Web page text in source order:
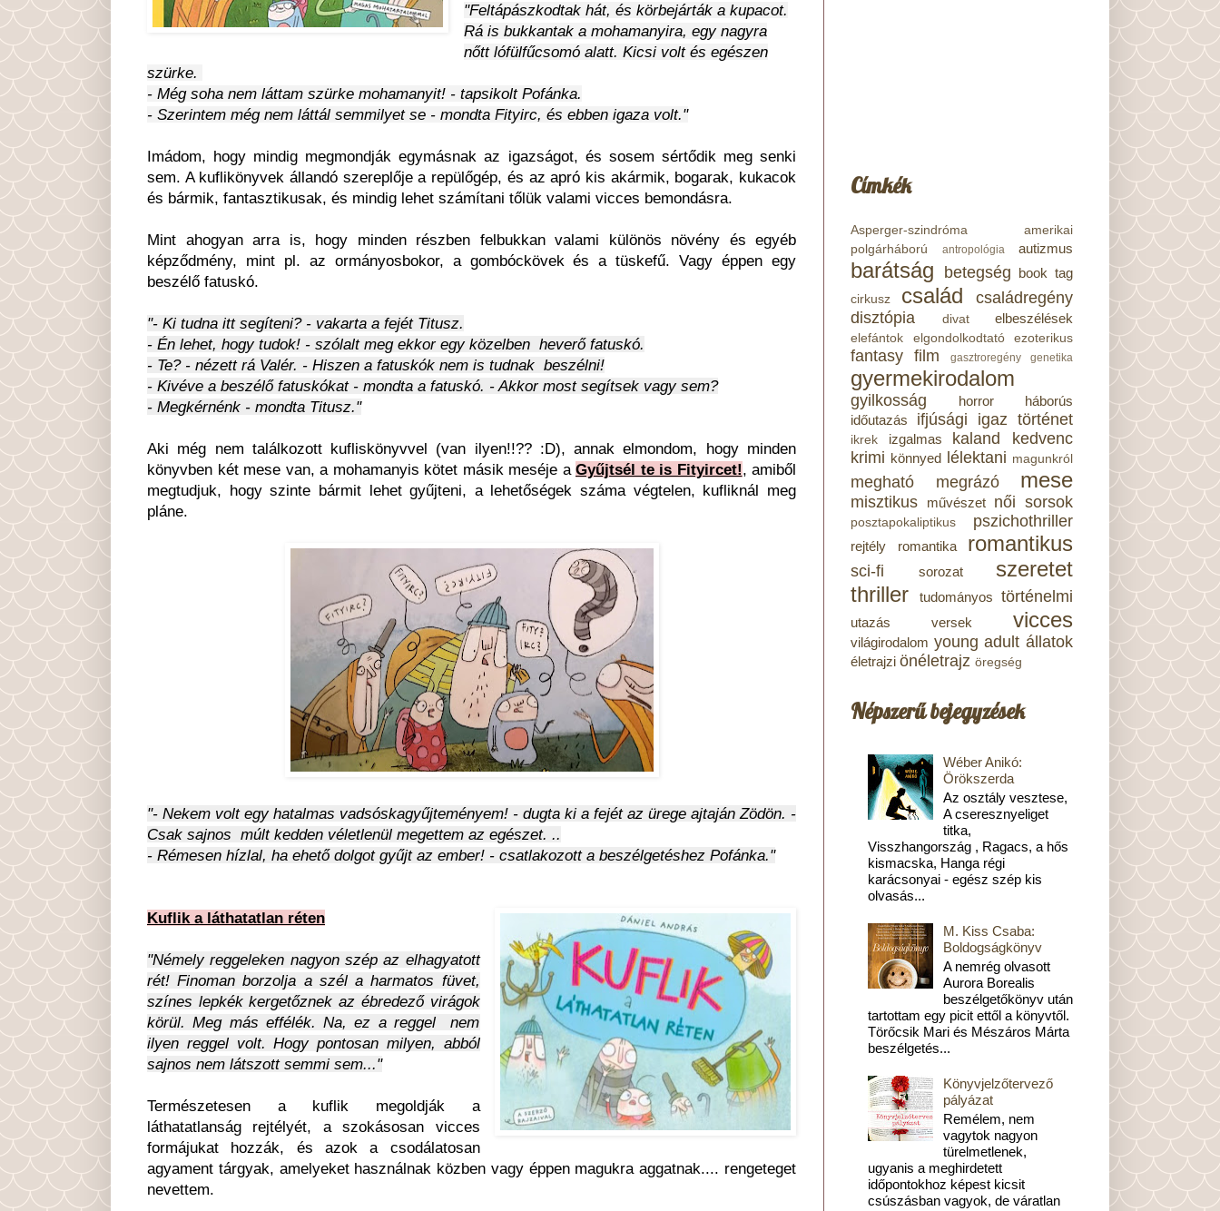
"Feltápászkodtak hát, és körbejárták a kupacot.
Rá is bukkantak a mohamanyira, egy nagyra
nőtt lófülfűcsomó alatt. Kicsi volt és egészen
szürke.
- Még soha nem láttam szürke mohamanyit! - tapsikolt Pofánka.
- Szerintem még nem láttál semmilyet se - mondta Fityirc, és ebben igaza volt."
Imádom, hogy mindig megmondják egymásnak az igazságot, és sosem sértődik meg senki
sem. A kuflikönyvek állandó szereplője a repülőgép, és az apró kis akármik, bogarak, kukacok
és bármik, fantasztikusak, és mindig lehet számítani tőlük valami vicces bemondásra.
Mint ahogyan arra is, hogy minden részben felbukkan valami különös növény és egyéb
képződmény, mint pl. az ormányosbokor, a gombóckövek és a tüskefű. Vagy éppen egy
beszélő fatuskó.
"- Ki tudna itt segíteni? - vakarta a fejét Titusz.
- Én lehet, hogy tudok! - szólalt meg ekkor egy közelben heverő fatuskó.
- Te? - nézett rá Valér. - Hiszen a fatuskók nem is tudnak beszélni!
- Kivéve a beszélő fatuskókat - mondta a fatuskó. - Akkor most segítsek vagy sem?
- Megkérnénk - mondta Titusz."
Aki még nem találkozott kufliskönyvvel (van ilyen!!?? :D), annak elmondom, hogy minden
könyvben két mese van, a mohamanyis kötet másik meséje a Gyűjtsél te is Fityircet! , amiből
megtudjuk, hogy szinte bármit lehet gyűjteni, a lehetőségek száma végtelen, kufliknál meg
pláne.
"- Nekem volt egy hatalmas vadsóskagyűjteményem! - dugta ki a fejét az ürege ajtaján Zödön. -
Csak sajnos múlt kedden véletlenül megettem az egészet. ..
- Rémesen hízlal, ha ehető dolgot gyűjt az ember! - csatlakozott a beszélgetéshez Pofánka."
Kuflik a láthatatlan réten
"Némely reggeleken nagyon szép az elhagyatott
rét! Finoman borzolja a szél a harmatos füvet,
színes lepkék kergetőznek az ébredező virágok
körül. Meg más effélék. Na, ez a reggel nem
ilyen reggel volt. Hogy pontosan milyen, abból
sajnos nem látszott semmi sem..."
Természetesen a kuflik megoldják a
láthatatlanság rejtélyét, a szokásosan vicces
formájukat hozzák, és azok a csodálatosan
agyament tárgyak, amelyeket használnak közben vagy éppen magukra aggatnak.... rengeteget
nevettem.
Címkék
Asperger-szindróma
amerikai
polgárháború
antropológia autizmus
barátság betegség book tag
cirkusz család
családregény
disztópia
divat elbeszélések
elefántok elgondolkodtató ezoterikus
fantasy film gasztroregény genetika
gyermekirodalom
gyilkosság horror
háborús
időutazás
ifjúsági igaz történet
ikrek izgalmas kaland
kedvenc
krimi könnyed lélektani magunkról
megható megrázó mese
misztikus művészet női sorsok
posztapokaliptikus pszichothriller
rejtély romantika romantikus
sci-fi sorozat
szeretet
thriller
tudományos történelmi
utazás versek vicces
világirodalom young adult állatok
életrajzi önéletrajz öregség
Népszerű bejegyzések
Wéber Anikó:
Örökszerda
Az osztály vesztese,
A cseresznyeliget
titka,
Visszhangország , Ragacs, a hős
kismacska, Hanga régi
karácsonyai - egész szép kis
olvasás...
M. Kiss Csaba:
Boldogságkönyv
A nemrég olvasott
Aurora Borealis
beszélgetőkönyv után
tartottam egy picit ettől a könyvtől.
Törőcsik Mari és Mészáros Márta
beszélgetés...
Könyvjelzőtervező
pályázat
Remélem, nem
vagytok nagyon
türelmetlenek,
ugyanis a meghirdetett
időpontokhoz képest kicsit
csúszásban vagyok, de váratlan